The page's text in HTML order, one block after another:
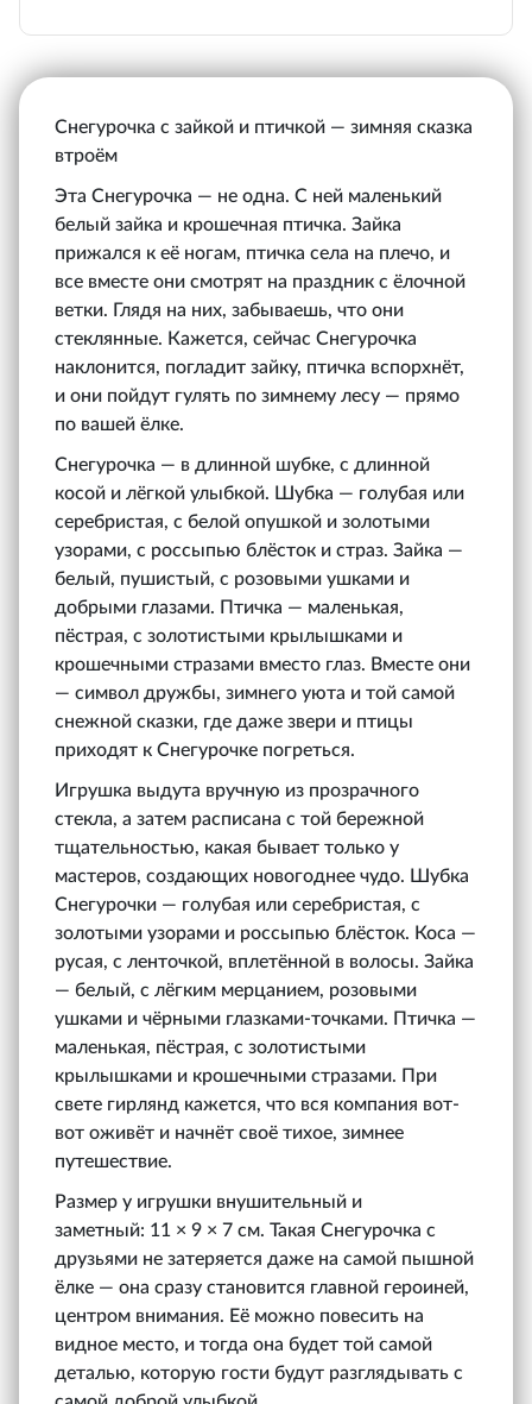
Снегурочка с зайкой и птичкой — зимняя сказка
втроём
Эта Снегурочка — не одна. С ней маленький
белый зайка и крошечная птичка. Зайка
прижался к её ногам, птичка села на плечо, и
все вместе они смотрят на праздник с ёлочной
ветки. Глядя на них, забываешь, что они
стеклянные. Кажется, сейчас Снегурочка
наклонится, погладит зайку, птичка вспорхнёт,
и они пойдут гулять по зимнему лесу — прямо
по вашей ёлке.
Снегурочка — в длинной шубке, с длинной
косой и лёгкой улыбкой. Шубка — голубая или
серебристая, с белой опушкой и золотыми
узорами, с россыпью блёсток и страз. Зайка —
белый, пушистый, с розовыми ушками и
добрыми глазами. Птичка — маленькая,
пёстрая, с золотистыми крылышками и
крошечными стразами вместо глаз. Вместе они
— символ дружбы, зимнего уюта и той самой
снежной сказки, где даже звери и птицы
приходят к Снегурочке погреться.
Игрушка выдута вручную из прозрачного
стекла, а затем расписана с той бережной
тщательностью, какая бывает только у
мастеров, создающих новогоднее чудо. Шубка
Снегурочки — голубая или серебристая, с
золотыми узорами и россыпью блёсток. Коса —
русая, с ленточкой, вплетённой в волосы. Зайка
— белый, с лёгким мерцанием, розовыми
ушками и чёрными глазками-точками. Птичка —
маленькая, пёстрая, с золотистыми
крылышками и крошечными стразами. При
свете гирлянд кажется, что вся компания вот-
вот оживёт и начнёт своё тихое, зимнее
путешествие.
Размер у игрушки внушительный и
заметный: 11 × 9 × 7 см. Такая Снегурочка с
друзьями не затеряется даже на самой пышной
ёлке — она сразу становится главной героиней,
центром внимания. Её можно повесить на
видное место, и тогда она будет той самой
деталью, которую гости будут разглядывать с